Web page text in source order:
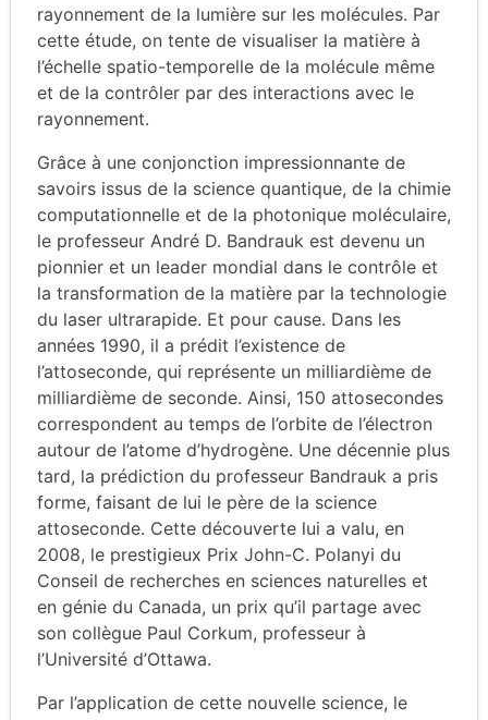
rayonnement de la lumière sur les molécules. Par
cette étude, on tente de visualiser la matière à
l’échelle spatio-temporelle de la molécule même
et de la contrôler par des interactions avec le
rayonnement.
Grâce à une conjonction impressionnante de
savoirs issus de la science quantique, de la chimie
computationnelle et de la photonique moléculaire,
le professeur André D. Bandrauk est devenu un
pionnier et un leader mondial dans le contrôle et
la transformation de la matière par la technologie
du laser ultrarapide. Et pour cause. Dans les
années 1990, il a prédit l’existence de
l’attoseconde, qui représente un milliardième de
milliardième de seconde. Ainsi, 150 attosecondes
correspondent au temps de l’orbite de l’électron
autour de l’atome d’hydrogène. Une décennie plus
tard, la prédiction du professeur Bandrauk a pris
forme, faisant de lui le père de la science
attoseconde. Cette découverte lui a valu, en
2008, le prestigieux Prix John-C. Polanyi du
Conseil de recherches en sciences naturelles et
en génie du Canada, un prix qu’il partage avec
son collègue Paul Corkum, professeur à
l’Université d’Ottawa.
Par l’application de cette nouvelle science, le